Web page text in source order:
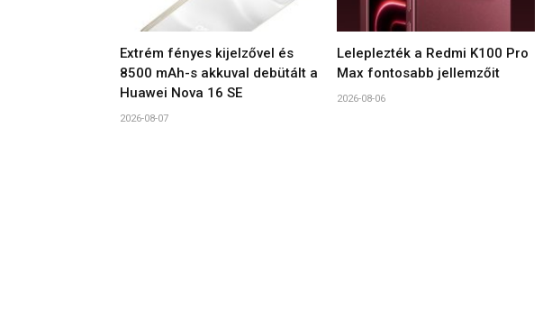
Extrém fényes kijelzővel és
8500 mAh-s akkuval debütált a
Huawei Nova 16 SE
2026-08-07
Leleplezték a Redmi K100 Pro
Max fontosabb jellemzőit
2026-08-06